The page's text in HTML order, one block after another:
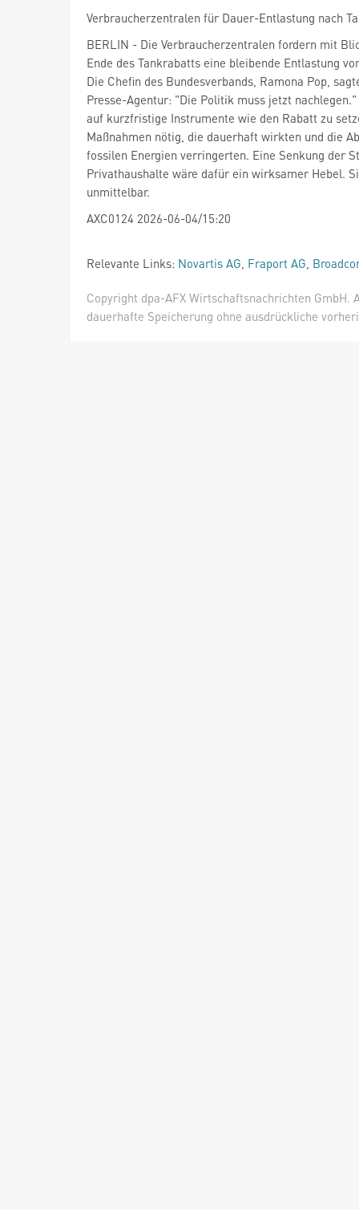
Verbraucherzentralen für Dauer-Entlastung nach
BERLIN - Die Verbraucherzentralen fordern mit
Ende des Tankrabatts eine bleibende Entlastung
Die Chefin des Bundesverbands, Ramona Pop,
Presse-Agentur: "Die Politik muss jetzt
auf kurzfristige Instrumente wie den Rabatt zu
Maßnahmen nötig, die dauerhaft wirkten und die
fossilen Energien verringerten. Eine Senkung der
Privathaushalte wäre dafür ein wirksamer Hebel.
unmittelbar.
AXC0124 2026-06-04/15:20
Relevante Links: Novartis AG, Fraport AG,
Copyright dpa-AFX Wirtschaftsnachrichten
dauerhafte Speicherung ohne ausdrückliche